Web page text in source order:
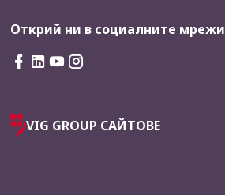
Открий ни в социалните мрежи
VIG GROUP САЙТОВЕ